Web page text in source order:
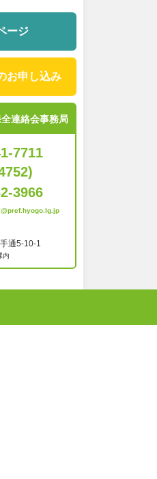
ージ
お申し込み
連絡会事務局
7711
3966
通5-10-1
内